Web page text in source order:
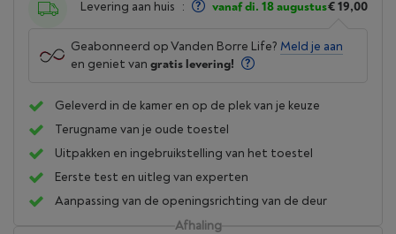
Levering aan huis : vanaf di. 18 augustus€ 19,00
Geabonneerd op Vanden Borre Life? Meld je aan
en geniet van gratis levering!
Geleverd in de kamer en op de plek van je keuze
Terugname van je oude toestel
Uitpakken en ingebruikstelling van het toestel
Eerste test en uitleg van experten
Aanpassing van de openingsrichting van de deur
Afhaling